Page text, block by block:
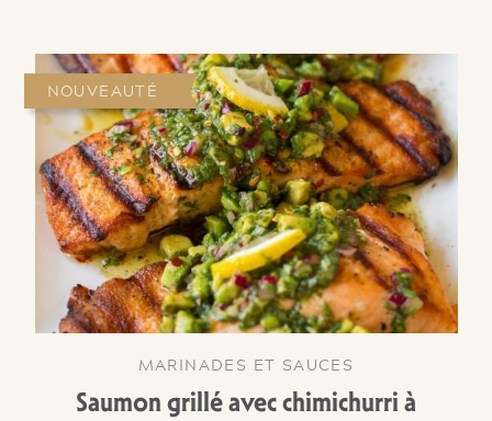
NOUVEAUTÉ
MARINADES ET SAUCES
Saumon grillé avec chimichurri à